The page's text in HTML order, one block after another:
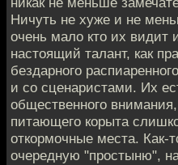
Ничуть не хуже и не
очень мало кто их видит
настоящий талант, как
бездарного
и со сценаристами. Их
общественного
питающего корыта
откормочные места. Как-
очередную "простыню",